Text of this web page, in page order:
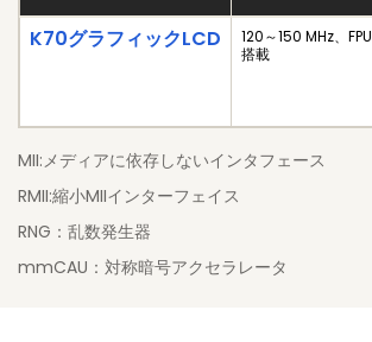
K70グラフィックLCD
120～150 MHz、FPU
搭載
MII:メディアに依存しないインタフェース
RMII:縮小MIIインターフェイス
RNG：乱数発生器
mmCAU：対称暗号アクセラレータ